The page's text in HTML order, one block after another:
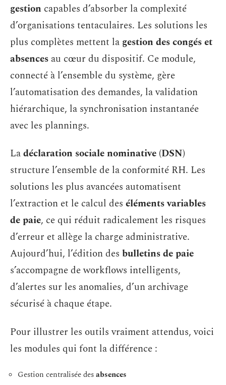
gestion capables d’absorber la complexité
d’organisations tentaculaires. Les solutions les
plus complètes mettent la gestion des congés et
absences au cœur du dispositif. Ce module,
connecté à l’ensemble du système, gère
l’automatisation des demandes, la validation
hiérarchique, la synchronisation instantanée
avec les plannings.
Ladéclaration sociale nominative (DSN)
structure l’ensemble de la conformité RH. Les
solutions les plus avancées automatisent
l’extraction et le calcul des éléments variables
de paie, ce qui réduit radicalement les risques
d’erreur et allège la charge administrative.
Aujourd’hui, l’édition des bulletins de paie
s’accompagne de workflows intelligents,
d’alertes sur les anomalies, d’un archivage
sécurisé à chaque étape.
Pour illustrer les outils vraiment attendus, voici
les modules qui font la différence :
Gestion centralisée desabsences